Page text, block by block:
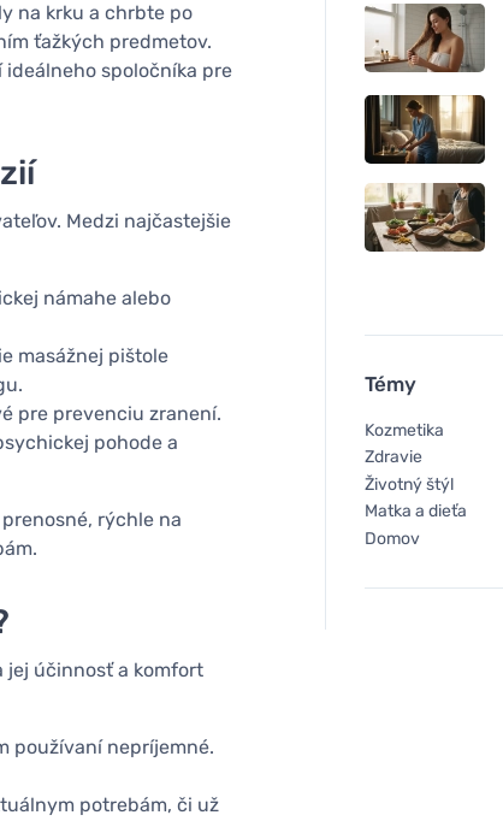
na krku a chrbte po
ťažkých predmetov.
ideálneho spoločníka pre
Medzi najčastejšie
námahe alebo
masážnej pištole
pre prevenciu zranení.
pohode a
rýchle na
jej účinnosť a komfort
používaní nepríjemné.
potrebám, či už
Témy
Kozmetika
Zdravie
Životný štýl
Matka a dieťa
Domov